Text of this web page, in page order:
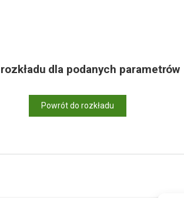
dla podanych parametrów
Powrót do rozkładu